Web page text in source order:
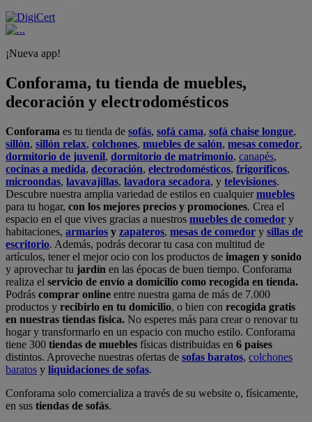
¡Nueva app!
Conforama, tu tienda de muebles,
decoración y electrodomésticos
Conforama es tu tienda de sofás, sofá cama, sofá chaise longue,
sillón, sillón relax, colchones, muebles de salón, mesas comedor,
dormitorio de juvenil, dormitorio de matrimonio, canapés,
cocinas a medida, decoración, electrodomésticos, frigoríficos,
microondas, lavavajillas, lavadora secadora, y televisiones.
Descubre nuestra amplia variedad de estilos en cualquiermuebles
para tu hogar, con los mejores precios y promociones. Crea el
espacio en el que vives gracias a nuestros muebles de comedor y
habitaciones, armarios y zapateros, mesas de comedor y sillas de
escritorio. Además, podrás decorar tu casa con multitud de
artículos, tener el mejor ocio con los productos de imagen y sonido
y aprovechar tu jardín en las épocas de buen tiempo. Conforama
realiza el servicio de envío a domicilio como recogida en tienda.
Podrás comprar online entre nuestra gama de más de 7.000
productos y recibirlo en tu domicilio, o bien con recogida gratis
en nuestras tiendas física. No esperes más para crear o renovar tu
hogar y transformarlo en un espacio con mucho estilo. Conforama
tiene 300 tiendas de muebles físicas distribuidas en 6 países
distintos. Aproveche nuestras ofertas de sofas baratos, colchones
baratos y liquidaciones de sofas.
Conforama solo comercializa a través de su website o, físicamente,
en sus tiendas de sofás.